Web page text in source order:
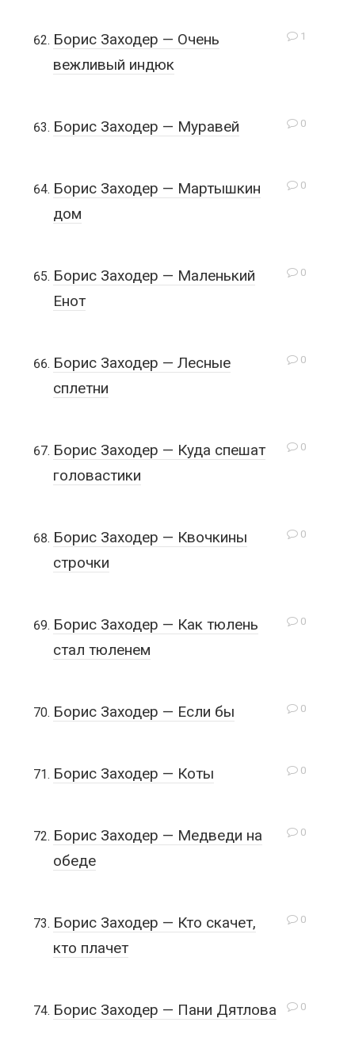
1
Борис Заходер — Очень
вежливый индюк
0
Борис Заходер — Муравей
0
Борис Заходер — Мартышкин
дом
0
Борис Заходер — Маленький
Енот
0
Борис Заходер — Лесные
сплетни
0
Борис Заходер — Куда спешат
головастики
0
Борис Заходер — Квочкины
строчки
0
Борис Заходер — Как тюлень
стал тюленем
0
Борис Заходер — Если бы
0
Борис Заходер — Коты
0
Борис Заходер — Медведи на
обеде
0
Борис Заходер — Кто скачет,
кто плачет
0
Борис Заходер — Пани Дятлова